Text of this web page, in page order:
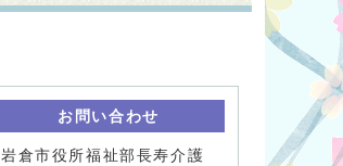
お問い合わせ
岩倉市役所福祉部長寿介護